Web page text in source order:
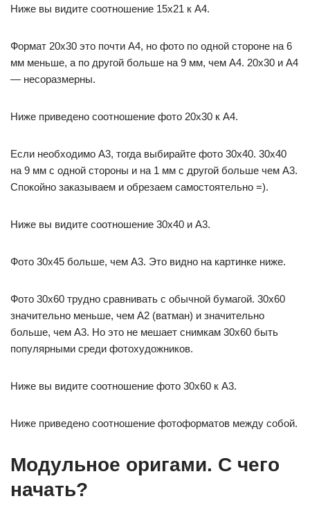
Ниже вы видите соотношение 15х21 к А4.
Формат 20х30 это почти А4, но фото по одной стороне на 6
мм меньше, а по другой больше на 9 мм, чем А4. 20х30 и А4
— несоразмерны.
Ниже приведено соотношение фото 20х30 к А4.
Если необходимо А3, тогда выбирайте фото 30х40. 30х40
на 9 мм с одной стороны и на 1 мм с другой больше чем А3.
Спокойно заказываем и обрезаем самостоятельно =).
Ниже вы видите соотношение 30х40 и А3.
Фото 30х45 больше, чем А3. Это видно на картинке ниже.
Фото 30х60 трудно сравнивать с обычной бумагой. 30х60
значительно меньше, чем А2 (ватман) и значительно
больше, чем А3. Но это не мешает снимкам 30х60 быть
популярными среди фотохудожников.
Ниже вы видите соотношение фото 30х60 к А3.
Ниже приведено соотношение фотоформатов между собой.
Модульное оригами. С чего
начать?